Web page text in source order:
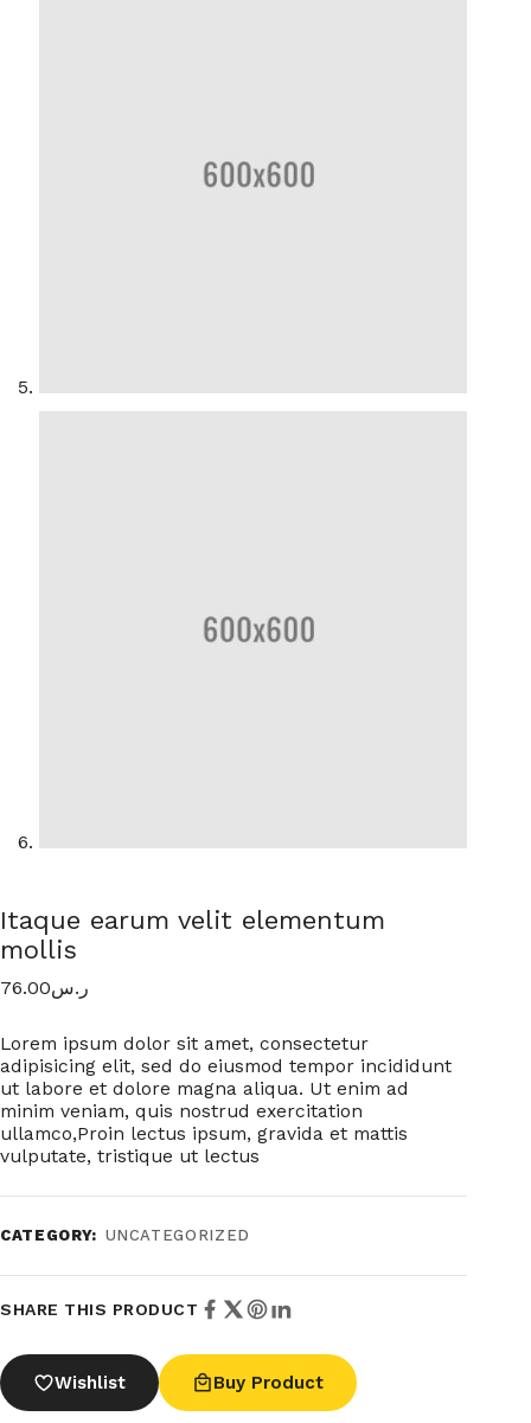
Itaque earum velit elementum
mollis
ر.س76.00
Lorem ipsum dolor sit amet, consectetur
adipisicing elit, sed do eiusmod tempor incididunt
ut labore et dolore magna aliqua. Ut enim ad
minim veniam, quis nostrud exercitation
ullamco,Proin lectus ipsum, gravida et mattis
vulputate, tristique ut lectus
CATEGORY: UNCATEGORIZED
SHARE THIS PRODUCT
Wishlist Buy Product